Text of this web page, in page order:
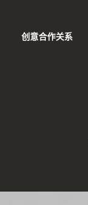
创意合作关系